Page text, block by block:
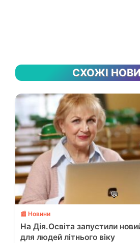
СХОЖІ
💬
📰 Новини
На Дія.Освіта запустили
для людей літнього віку